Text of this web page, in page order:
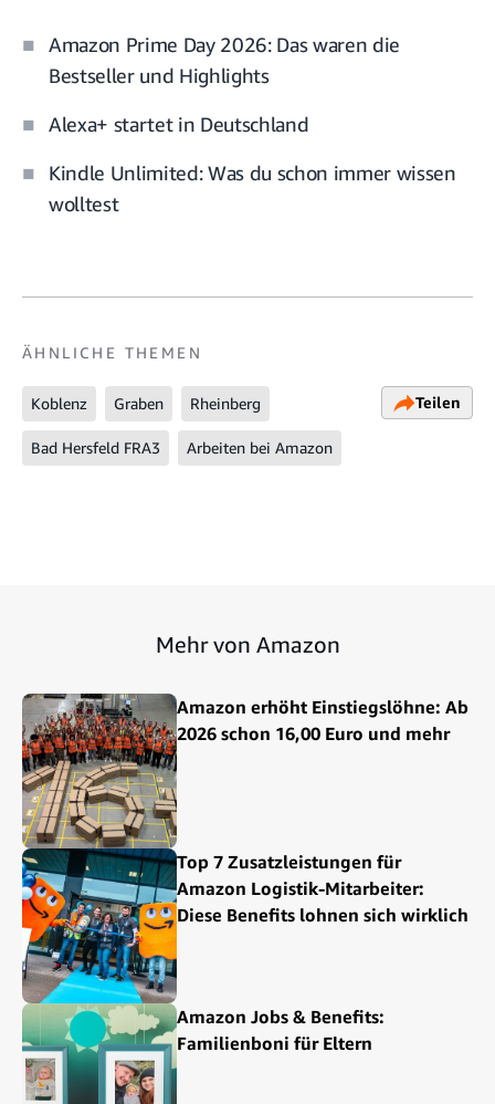
Amazon Prime Day 2026: Das waren die
Bestseller und Highlights
Alexa+ startet in Deutschland
Kindle Unlimited: Was du schon immer wissen
wolltest
ÄHNLICHE THEMEN
Koblenz Graben Rheinberg
Bad Hersfeld FRA3 Arbeiten bei Amazon
Teilen
Mehr von Amazon
Amazon erhöht Einstiegslöhne: Ab
2026 schon 16,00 Euro und mehr
Top 7 Zusatzleistungen für
Amazon Logistik-Mitarbeiter:
Diese Benefits lohnen sich wirklich
Amazon Jobs & Benefits:
Familienboni für Eltern